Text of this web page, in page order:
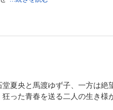
夏央と馬渡ゆず子、一方は
った青春を送る二人の生き様